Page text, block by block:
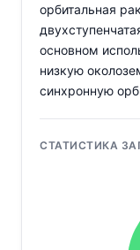
орбитальная
основном
низкую
синхронную
СТАТИСТИКА